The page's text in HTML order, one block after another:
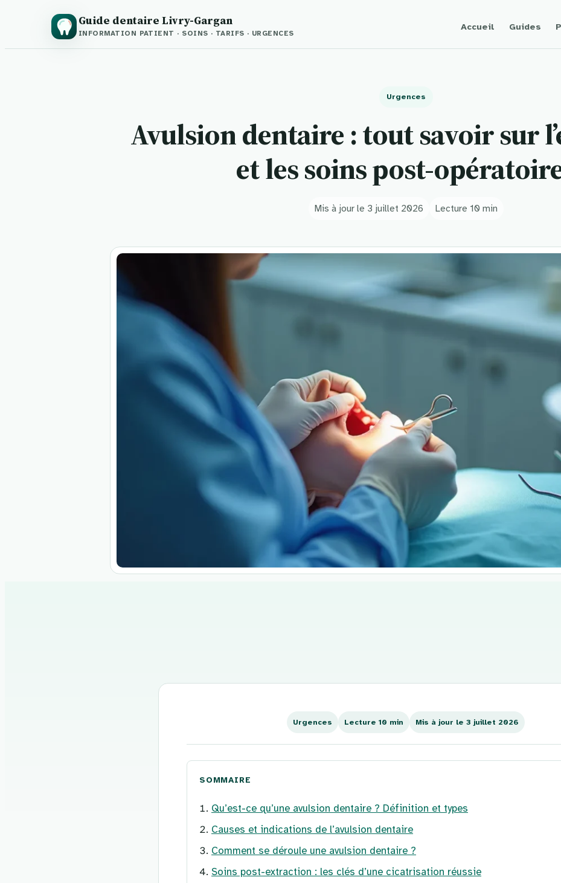
Guide dentaire Livry-Gargan
INFORMATION PATIENT · SOINS · TARIFS · URGENCES
Accueil Guides
Urgences
Avulsion dentaire : tout savoir sur
et les soins post-
Mis à jour le 3 juillet 2026 Lecture 10 min
Urgences Lecture 10 min Mis à jour le 3 juillet 2026
SOMMAIRE
Qu’est-ce qu’une avulsion dentaire ? Définition et types
Causes et indications de l’avulsion dentaire
Comment se déroule une avulsion dentaire ?
Soins post-extraction : les clés d’une cicatrisation réussie